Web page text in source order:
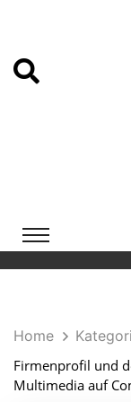
Home
Firmenprofil und
Multimedia auf